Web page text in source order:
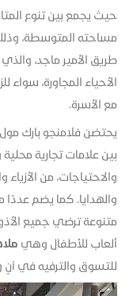
حيث يجمع بين تنوع
مساحته المتوسطة،
طريق الأمير ماجد،
الأحياء المجاورة، سواء
مع الأسرة.
يحتضن فلامنجو بارك
بين علامات تجارية
والاحتياجات، من
والهدايا. كما يضم
متنوعة ترضي جميع
ألعاب للأطفال وهي
للتسوق والترفيه في آنٍ